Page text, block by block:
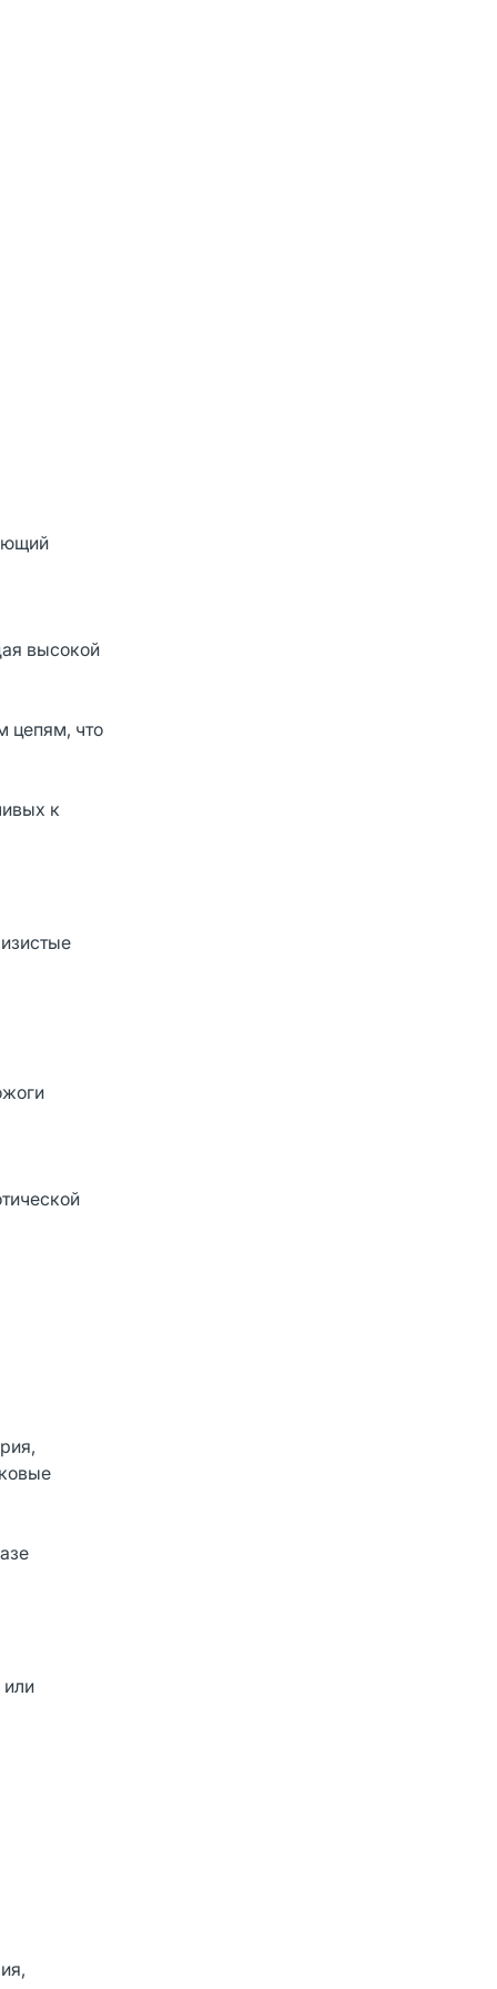
высокой
цепям, что
к
или